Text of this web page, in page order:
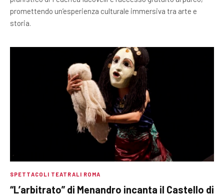
promettendo un’esperienza culturale immersiva tra arte e
storia.
SPETTACOLI TEATRALI ROMA
“L’arbitrato” di Menandro incanta il Castello di